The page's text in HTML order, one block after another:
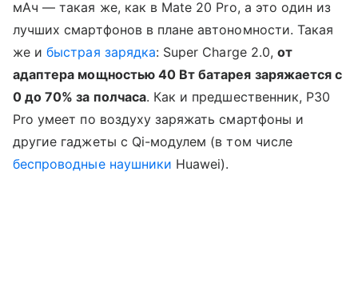
мАч — такая же, как в Mate 20 Pro, а это один из
лучших смартфонов в плане автономности. Такая
же ибыстрая зарядка: Super Charge 2.0, от
адаптера мощностью 40 Вт батарея заряжается с
0 до 70% за полчаса. Как и предшественник, P30
Pro умеет по воздуху заряжать смартфоны и
другие гаджеты с Qi-модулем (в том числе
беспроводные наушники Huawei).